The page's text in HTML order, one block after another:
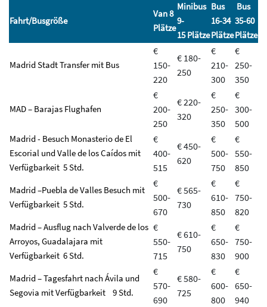
Fahrt/Busgröße
Van 8
Plätze
Minibus
9-
15 Plätze
Bus
16-34
Plätze
Bus
35-60
Plätze
Madrid Stadt Transfer mit Bus
€
150-
220
€ 180-
250
€
210-
300
€
250-
350
MAD – Barajas Flughafen
€
200-
250
€ 220-
320
€
250-
350
€
300-
500
Madrid - Besuch Monasterio de El
Escorial und Valle de los Caídos mit
Verfügbarkeit 5 Std.
€
400-
515
€ 450-
620
€
500-
750
€
550-
850
Madrid –Puebla de Valles Besuch mit
Verfügbarkeit 5 Std.
€
500-
670
€ 565-
730
€
610-
850
€
750-
820
Madrid – Ausflug nach Valverde de los
Arroyos, Guadalajara mit
Verfügbarkeit 6 Std.
€
550-
715
€ 610-
750
€
650-
830
€
750-
900
Madrid – Tagesfahrt nach Ávila und
Segovia mit Verfügbarkeit 9 Std.
€
570-
690
€ 580-
725
€
600-
800
€
650-
940